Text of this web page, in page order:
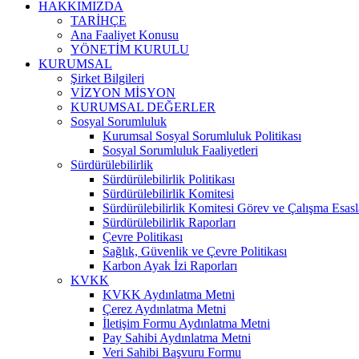
HAKKIMIZDA
TARİHÇE
Ana Faaliyet Konusu
YÖNETİM KURULU
KURUMSAL
Şirket Bilgileri
VİZYON MİSYON
KURUMSAL DEĞERLER
Sosyal Sorumluluk
Kurumsal Sosyal Sorumluluk Politikası
Sosyal Sorumluluk Faaliyetleri
Sürdürülebilirlik
Sürdürülebilirlik Politikası
Sürdürülebilirlik Komitesi
Sürdürülebilirlik Komitesi Görev ve Çalışma
Sürdürülebilirlik Raporları
Çevre Politikası
Sağlık, Güvenlik ve Çevre Politikası
Karbon Ayak İzi Raporları
KVKK
KVKK Aydınlatma Metni
Çerez Aydınlatma Metni
İletişim Formu Aydınlatma Metni
Pay Sahibi Aydınlatma Metni
Veri Sahibi Başvuru Formu